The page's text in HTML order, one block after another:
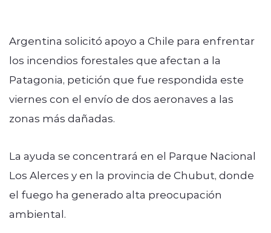
Argentina solicitó apoyo a Chile para enfrentar
los incendios forestales que afectan a la
Patagonia, petición que fue respondida este
viernes con el envío de dos aeronaves a las
zonas más dañadas.
La ayuda se concentrará en el Parque Nacional
Los Alerces y en la provincia de Chubut, donde
el fuego ha generado alta preocupación
ambiental.